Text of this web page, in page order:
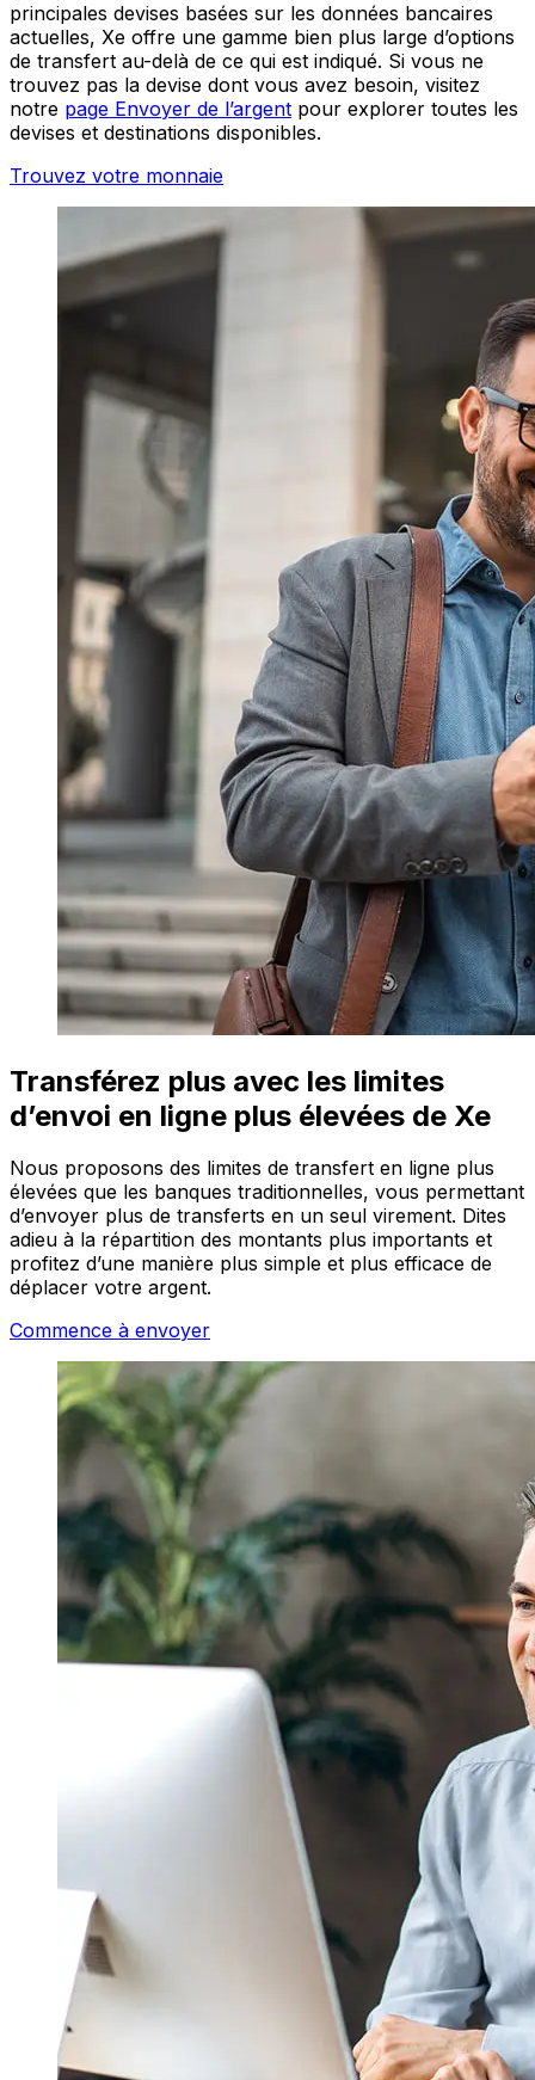
principales devises basées sur les données bancaires
actuelles, Xe offre une gamme bien plus large d’options
de transfert au-delà de ce qui est indiqué. Si vous ne
trouvez pas la devise dont vous avez besoin, visitez
notre page Envoyer de l’argent pour explorer toutes les
devises et destinations disponibles.
Trouvez votre monnaie
Transférez plus avec les limites
d’envoi en ligne plus élevées de Xe
Nous proposons des limites de transfert en ligne plus
élevées que les banques traditionnelles, vous permettant
d’envoyer plus de transferts en un seul virement. Dites
adieu à la répartition des montants plus importants et
profitez d’une manière plus simple et plus efficace de
déplacer votre argent.
Commence à envoyer